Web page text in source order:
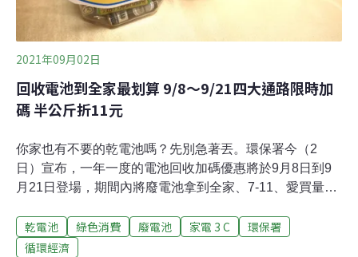
2021年09月02日
回收電池到全家最划算 9/8～9/21四大通路限時加
碼 半公斤折11元
你家也有不要的乾電池嗎？先別急著丟。環保署今（2
日）宣布，一年一度的電池回收加碼優惠將於9月8日到9
月21日登場，期間內將廢電池拿到全家、7-11、愛買量販
電池折抵11元的優惠，回收愈多折抵愈多。回收電池優惠
比一比 7-11每公斤16元 全家每公斤20元環保署統計，台
乾電池 綠色消費 廢電池 家電 3 C
環保署
循環經濟